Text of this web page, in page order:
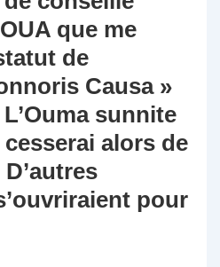
que me
de
Causa »
sunnite
alors de
pour